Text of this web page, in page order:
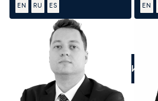
EN RU ES EN
ПОЗВОНИТЕ